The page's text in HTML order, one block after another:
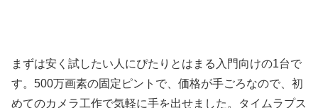
まずは安く試したい人にぴたりとはまる入門向けの1台で
す。500万画素の固定ピントで、価格が手ごろなので、初
めてのカメラ工作で気軽に手を出せました。タイムラプス